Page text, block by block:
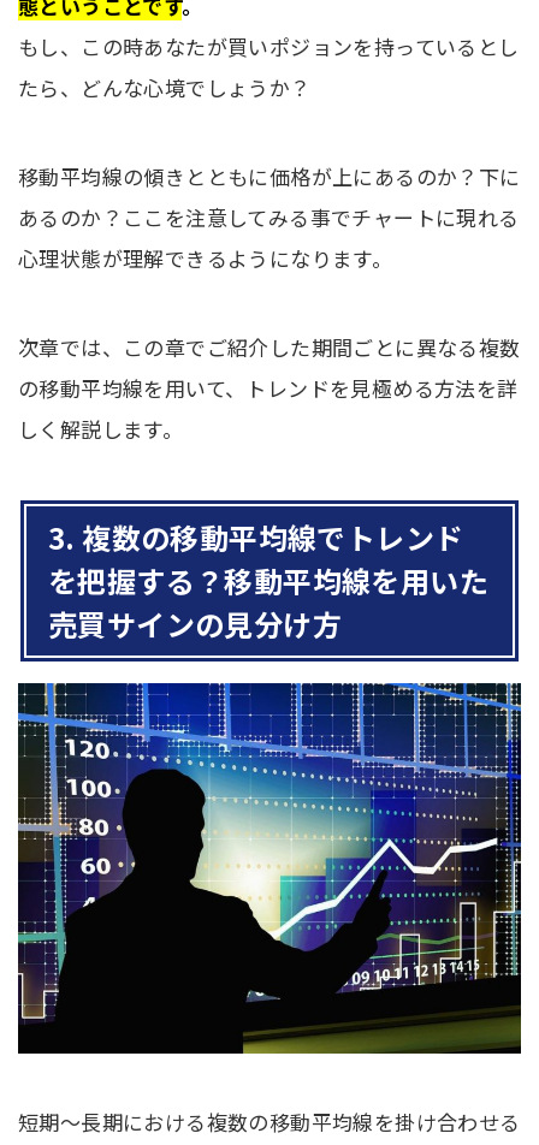
もし、この時あなたが買いポジョンを持っているとし
たら、どんな心境でしょうか？
移動平均線の傾きとともに価格が上にあるのか？下に
あるのか？ここを注意してみる事でチャートに現れる
心理状態が理解できるようになります。
次章では、この章でご紹介した期間ごとに異なる複数
の移動平均線を用いて、トレンドを見極める方法を詳
しく解説します。
3. 複数の移動平均線でトレンド
を把握する？移動平均線を用いた
売買サインの見分け方
短期〜長期における複数の移動平均線を掛け合わせる